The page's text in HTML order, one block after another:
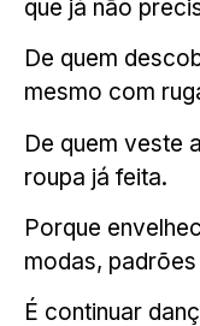
que já não
De quem
mesmo com
De quem veste
roupa já feita.
Porque
modas,
É continuar